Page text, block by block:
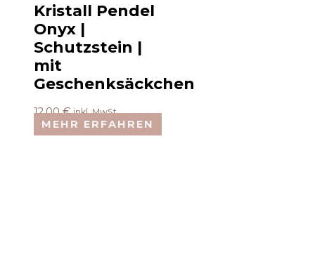
Kristall Pendel
Onyx |
Schutzstein |
mit
Geschenksäckchen
12,00€ inkl. MwSt.
MEHR ERFAHREN